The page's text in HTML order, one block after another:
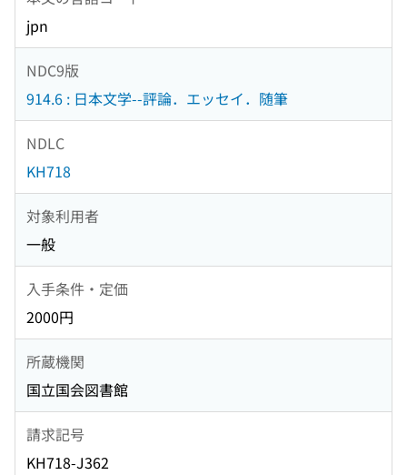
jpn
NDC9版
914.6 : 日本文学--評論．エッセイ．随筆
NDLC
KH718
対象利用者
一般
入手条件・定価
2000円
所蔵機関
国立国会図書館
請求記号
KH718-J362